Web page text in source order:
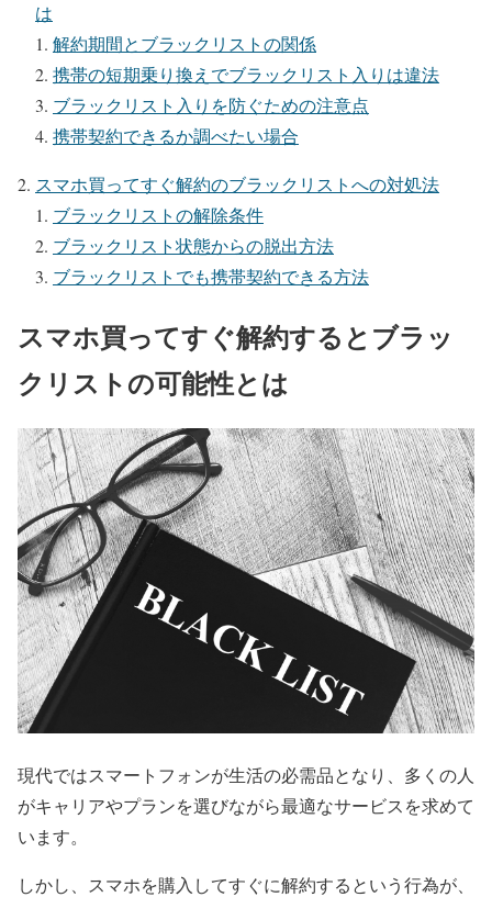
は
解約期間とブラックリストの関係
携帯の短期乗り換えでブラックリスト入りは違法
ブラックリスト入りを防ぐための注意点
携帯契約できるか調べたい場合
スマホ買ってすぐ解約のブラックリストへの対処法
ブラックリストの解除条件
ブラックリスト状態からの脱出方法
ブラックリストでも携帯契約できる方法
スマホ買ってすぐ解約するとブラッ
クリストの可能性とは
現代ではスマートフォンが生活の必需品となり、多くの人
がキャリアやプランを選びながら最適なサービスを求めて
います。
しかし、スマホを購入してすぐに解約するという行為が、